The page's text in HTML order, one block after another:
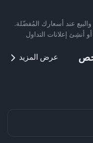
عند أسعارك المُفضّلة.
أنشِئ إعلانات التداول
عرض المزيد